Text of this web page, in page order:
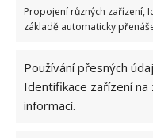
Propojení různých zařízení,
základě automaticky
Používání přesných
Identifikace zařízení na
informací.